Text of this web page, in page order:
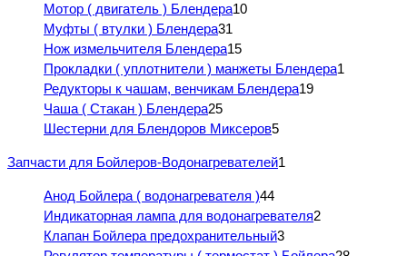
Мотор ( двигатель ) Блендера10
Муфты ( втулки ) Блендера31
Нож измельчителя Блендера15
Прокладки ( уплотнители ) манжеты Блендера1
Редукторы к чашам, венчикам Блендера19
Чаша ( Стакан ) Блендера25
Шестерни для Блендоров Миксеров5
Запчасти для Бойлеров-Водонагревателей1
Анод Бойлера ( водонагревателя )44
Индикаторная лампа для водонагревателя2
Клапан Бойлера предохранительный3